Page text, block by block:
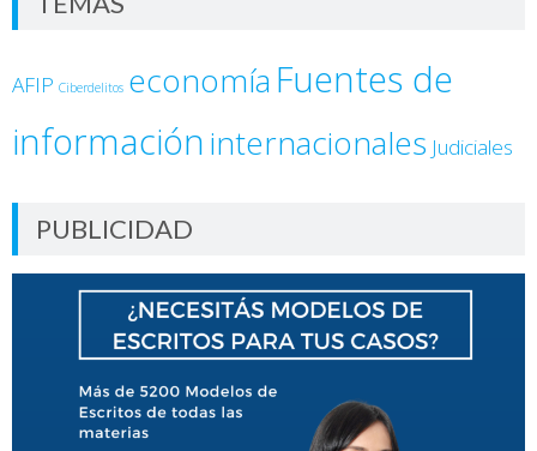
AFIP Ciberdelitos economía Fuentes de
informacióninternacionales Judiciales
PUBLICIDAD